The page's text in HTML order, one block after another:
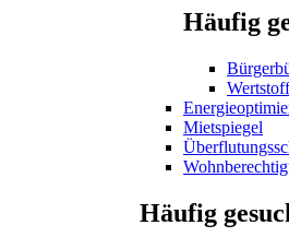
Häufig
Mietspiegel
Häufig